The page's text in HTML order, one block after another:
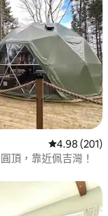
從 201 則評
4.98 (201)
頂，靠近佩吉灣！